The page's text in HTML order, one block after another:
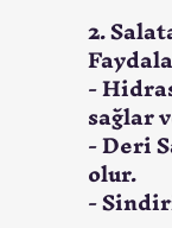
2.
-
sağlar
- Deri
olur.
-